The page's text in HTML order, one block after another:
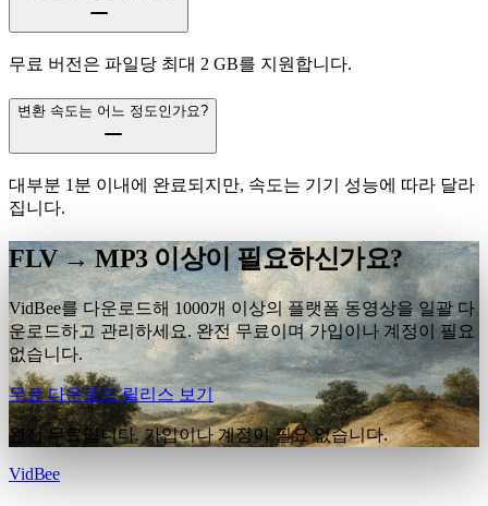
무료 버전은 파일당 최대 2 GB를 지원합니다.
변환 속도는 어느 정도인가요?
대부분 1분 이내에 완료되지만, 속도는 기기 성능에 따라 달라
집니다.
FLV → MP3 이상이 필요하신가요?
VidBee를 다운로드해 1000개 이상의 플랫폼 동영상을 일괄 다
운로드하고 관리하세요. 완전 무료이며 가입이나 계정이 필요
없습니다.
무료 다운로드릴리스 보기
완전 무료입니다. 가입이나 계정이 필요 없습니다.
VidBee